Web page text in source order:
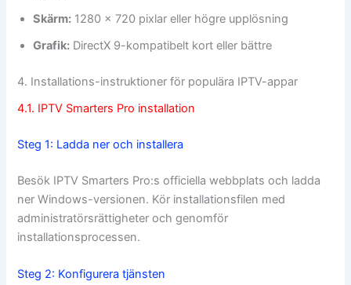
Skärm: 1280 x 720 pixlar eller högre upplösning
Grafik: DirectX 9-kompatibelt kort eller bättre
4. Installations-instruktioner för populära IPTV-appar
4.1. IPTV Smarters Pro installation
Steg 1: Ladda ner och installera
Besök IPTV Smarters Pro:s officiella webbplats och ladda
ner Windows-versionen. Kör installationsfilen med
administratörsrättigheter och genomför
installationsprocessen.
Steg 2: Konfigurera tjänsten